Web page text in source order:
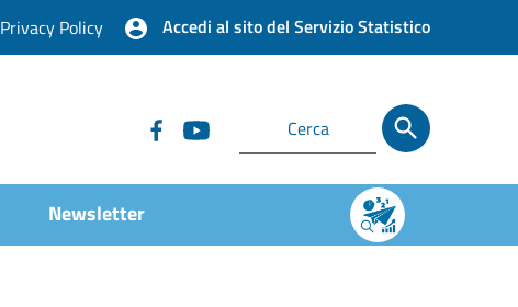
Privacy Policy Accedi al sito del Servizio Statistico
Newsletter